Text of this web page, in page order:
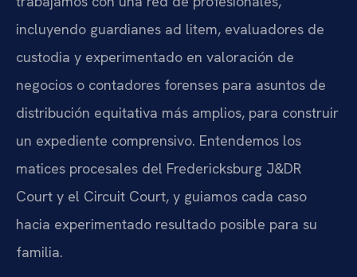
incluyendo guardianes ad litem, evaluadores de
custodia y experimentado en valoración de
negocios o contadores forenses para asuntos de
distribución equitativa más amplios, para construir
un expediente comprensivo. Entendemos los
matices procesales del Fredericksburg J&DR
Court y el Circuit Court, y guiamos cada caso
hacia experimentado resultado posible para su
familia.